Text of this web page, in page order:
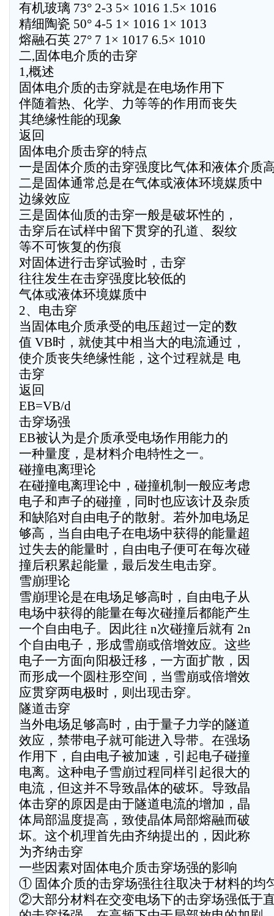
有机玻璃 73° 2-3 5× 1016 1.5× 1016
精细陶瓷 50° 4-5 1× 1016 1× 1013
熔融石英 27° 7 1× 1017 6.5× 1010
二,固体电介质的击穿
1,概述
固体电介质的击穿就是在电场作用下
伴随着热、化学、力等等的作用而丧失
其绝缘性能的现象
返回
固体电介质击穿的特点
一是固体介质的击穿强度比气体和液体介质
二是固体通常总是在气体或液体环境媒质中
边缘效应
三是固体仙质的击穿一般是破坏性的，
击穿后在试样中留下贯穿的孔道、裂纹
等不可恢复的伤痕
对固体进行击穿试验时，击穿
往往发生在击穿强度比较低的
气体或液体环境媒质中
2、电击穿
当固体电介质承受的电压超过一定的数
值 VB时，就使其中相当大的电流通过，
使介质丧失绝缘性能，这个过程就是 电
击穿
返回
EB=VB/d
击穿场强
EB被认为是介质承受电场作用能力的
一种量度，是材料介电特性之一。
碰撞电离理论
在碰撞电离理论中，碰撞机制一般应考虑
电子和声子的碰撞，同时也应该计及杂质
和缺陷对自由电子的散射。若外加电场足
够高，当自由电子在电场中获得的能量超
过失去的能量时，自由电子便可在每次碰
撞后积累起能量，最后发生电击穿。
雪崩理论
雪崩理论是在电场足够高时，自由电子从
电场中获得的能量在每次碰撞后都能产生
一个自由电子。因此往 n次碰撞后就有 2n
个自由电子，形成雪崩或倍增效应。这些
电子一方面向阳极迁移，一方面扩散，因
而形成一个圆柱形空间，当雪崩或倍增效
应贯穿两电极时，则出现击穿。
隧道击穿
当外电场足够高时，由于量子力学的隧道
效应，禁带电子就可能进入导带。在强场
作用下，自由电子被加速，引起电子碰撞
电离。这种电子雪崩过程同样引起很大的
电流，但这并不导致晶体的破坏。导致晶
体击穿的原因是由于隧道电流的增加，晶
体局部温度提高，致使晶体局部熔融而破
坏。这个机理首先由齐纳提出的，因此称
为齐纳击穿
一些因素对固体电介质击穿场强的影响
① 固体介质的击穿场强往往取决于材料的均
②大部分材料在交变电场下的击穿场强低于